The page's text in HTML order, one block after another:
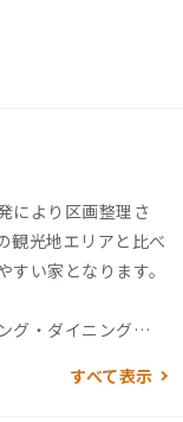
により区画整理さ
観光地エリアと比べ
い家となります。
グ・ダイニングス
トロな照明が空間
すべて表示